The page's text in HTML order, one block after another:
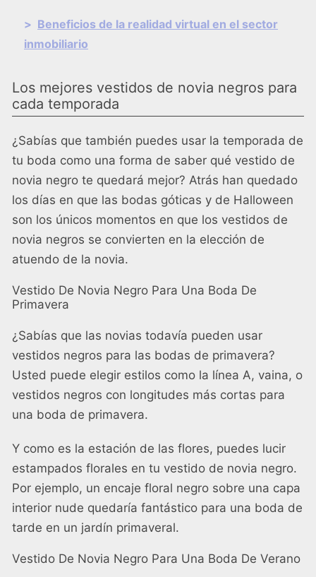
> Beneficios de la realidad virtual en el sector
inmobiliario
Los mejores vestidos de novia negros para
cada temporada
¿Sabías que también puedes usar la temporada de
tu boda como una forma de saber qué vestido de
novia negro te quedará mejor? Atrás han quedado
los días en que las bodas góticas y de Halloween
son los únicos momentos en que los vestidos de
novia negros se convierten en la elección de
atuendo de la novia.
Vestido De Novia Negro Para Una Boda De
Primavera
¿Sabías que las novias todavía pueden usar
vestidos negros para las bodas de primavera?
Usted puede elegir estilos como la línea A, vaina, o
vestidos negros con longitudes más cortas para
una boda de primavera.
Y como es la estación de las flores, puedes lucir
estampados florales en tu vestido de novia negro.
Por ejemplo, un encaje floral negro sobre una capa
interior nude quedaría fantástico para una boda de
tarde en un jardín primaveral.
Vestido De Novia Negro Para Una Boda De Verano